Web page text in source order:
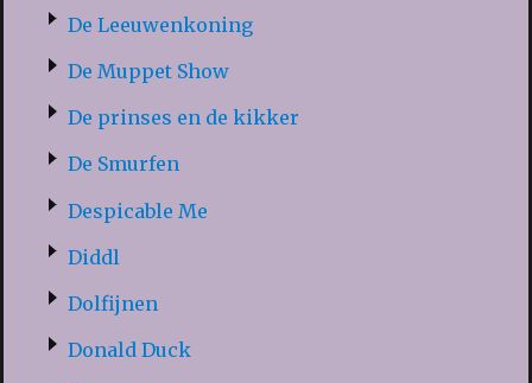
De Leeuwenkoning
De Muppet Show
De prinses en de kikker
De Smurfen
Despicable Me
Diddl
Dolfijnen
Donald Duck